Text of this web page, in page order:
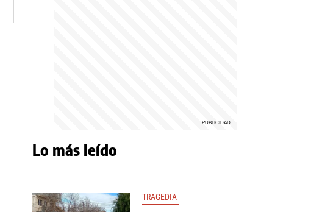
Lo más leído
TRAGEDIA